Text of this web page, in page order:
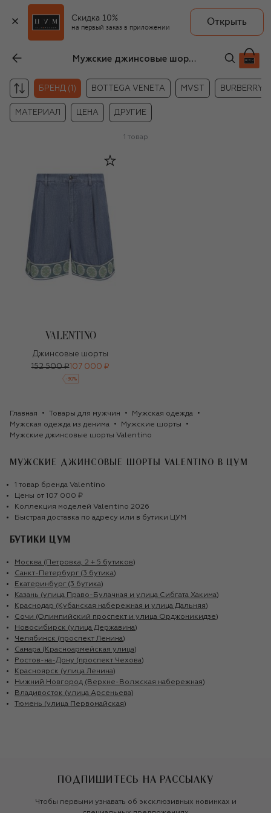
Скидка 10%
на первый заказ в приложении
Открыть
Мужские джинсовые шорты Valentino
БРЕНД (1) BOTTEGA VENETA MVST BURBERRY
МАТЕРИАЛ ЦЕНА ДРУГИЕ
1 товар
Джинсовые шорты
152 500 ₽107 000 ₽
-30%
Главная Товары для мужчин
Мужская одежда
Мужская одежда из денима
Мужские шорты
Мужские джинсовые шорты Valentino
МУЖСКИЕ ДЖИНСОВЫЕ ШОРТЫ VALENTINO В ЦУМ
1 товар бренда Valentino
Цены от 107 000 ₽
Коллекция моделей Valentino 2026
Быстрая доставка по адресу или в бутики ЦУМ
БУТИКИ ЦУМ
Москва (Петровка, 2 + 5 бутиков)
Санкт-Петербург (3 бутика)
Екатеринбург (3 бутика)
Казань (улица Право-Булачная и улица Сибгата Хакима)
Краснодар (Кубанская набережная и улица Дальняя)
Сочи (Олимпийский проспект и улица Орджоникидзе)
Новосибирск (улица Державина)
Челябинск (проспект Ленина)
Самара (Красноармейская улица)
Ростов-на-Дону (проспект Чехова)
Красноярск (улица Ленина)
Нижний Новгород (Верхне-Волжская набережная)
Владивосток (улица Арсеньева)
Тюмень (улица Первомайская)
ПОДПИШИТЕСЬ НА РАССЫЛКУ
Чтобы первыми узнавать об эксклюзивных новинках и